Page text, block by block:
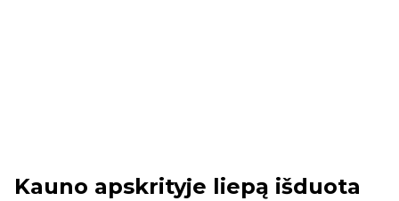
Kauno apskrityje liepą išduota